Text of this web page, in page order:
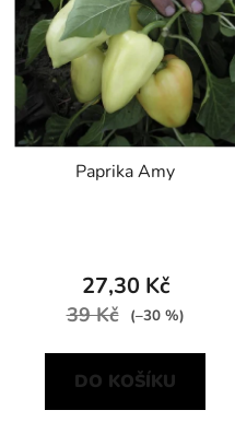
Paprika Amy
27,30 Kč
39 Kč (–30 %)
DO KOŠÍKU